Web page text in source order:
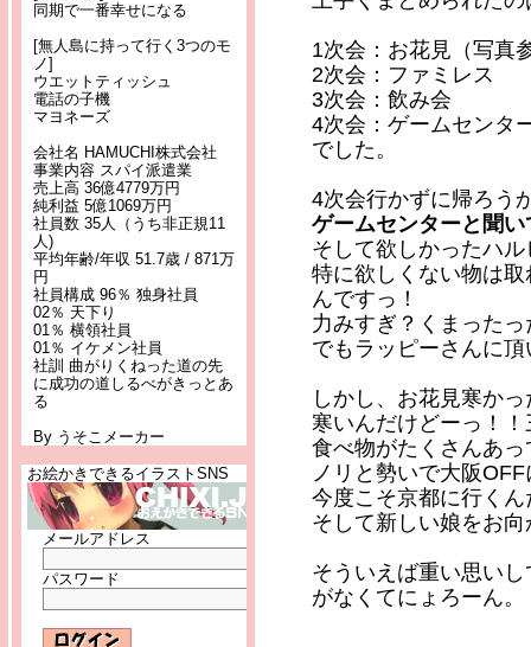
同期で一番幸せになる
[無人島に持って行く3つのモ
ノ]
ウエットティッシュ
電話の子機
マヨネーズ
会社名 HAMUCHI株式会社
事業内容 スパイ派遣業
売上高 36億4779万円
純利益 5億1069万円
社員数 35人（うち非正規11
人)
平均年齢/年収 51.7歳 / 871万
円
社員構成 96％ 独身社員
02％ 天下り
01％ 横領社員
01％ イケメン社員
社訓 曲がりくねった道の先
に成功の道しるべがきっとあ
る
By うそこメーカー
お絵かきできるイラストSNS
メールアドレス
パスワード
1次会：お花見（写真
2次会：ファミレス
3次会：飲み会
4次会：ゲームセンタ
でした。
4次会行かずに帰ろう
ゲームセンターと聞
そして欲しかったハ
特に欲しくない物は
んですっ！
力みすぎ？くまったっ
でもラッピーさんに
しかし、お花見寒か
寒いんだけどーっ！
食べ物がたくさんあ
ノリと勢いで大阪
今度こそ京都に行くん
そして新しい娘をお向
そういえば重い思い
がなくてにょろーん。